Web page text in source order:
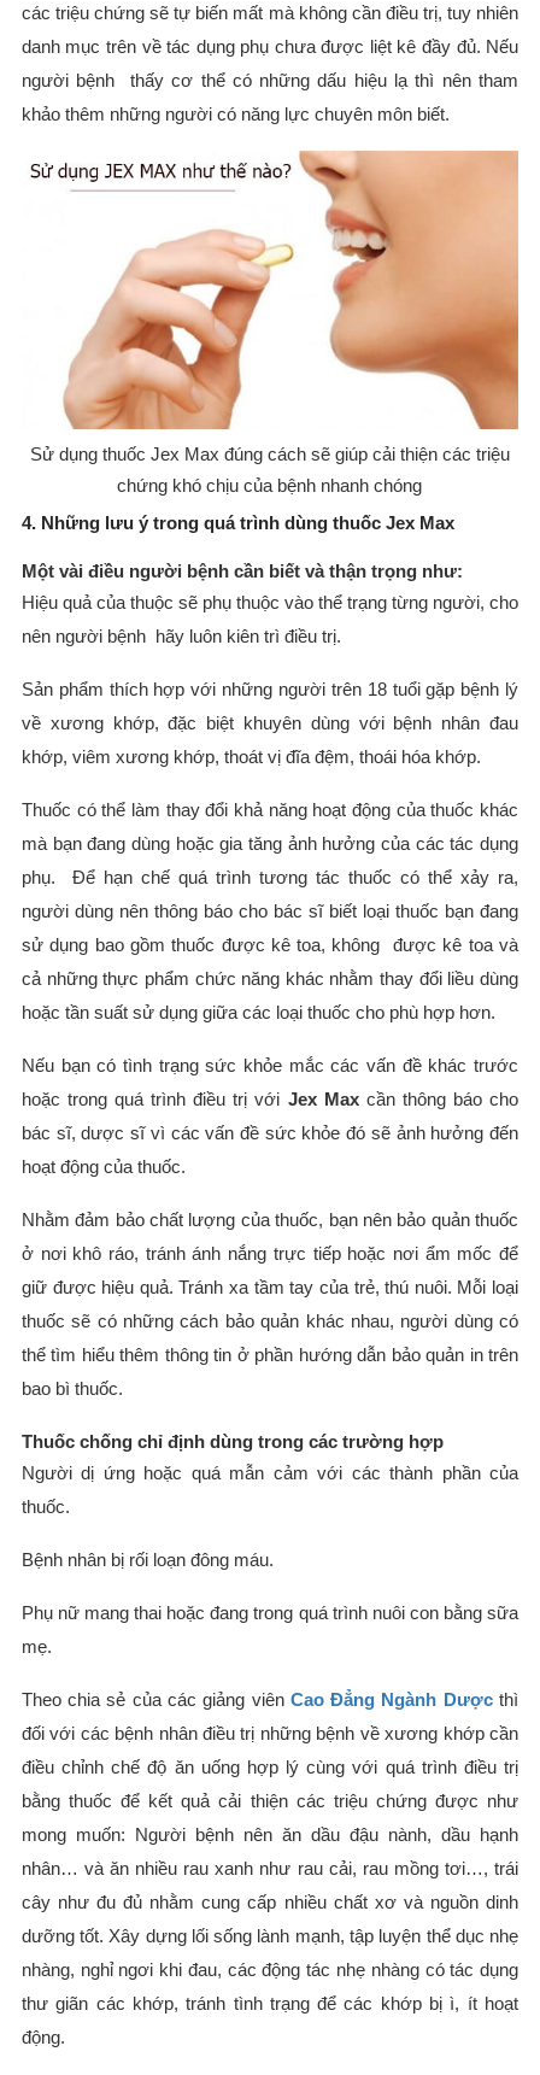
các triệu chứng sẽ tự biến mất mà không cần điều trị, tuy nhiên
danh mục trên về tác dụng phụ chưa được liệt kê đầy đủ. Nếu
người bệnh thấy cơ thể có những dấu hiệu lạ thì nên tham
khảo thêm những người có năng lực chuyên môn biết.
Sử dụng thuốc Jex Max đúng cách sẽ giúp cải thiện các triệu
chứng khó chịu của bệnh nhanh chóng
4. Những lưu ý trong quá trình dùng thuốc Jex Max
Một vài điều người bệnh cần biết và thận trọng như:
Hiệu quả của thuộc sẽ phụ thuộc vào thể trạng từng người, cho
nên người bệnh hãy luôn kiên trì điều trị.
Sản phẩm thích hợp với những người trên 18 tuổi gặp bệnh lý
về xương khớp, đặc biệt khuyên dùng với bệnh nhân đau
khớp, viêm xương khớp, thoát vị đĩa đệm, thoái hóa khớp.
Thuốc có thể làm thay đổi khả năng hoạt động của thuốc khác
mà bạn đang dùng hoặc gia tăng ảnh hưởng của các tác dụng
phụ. Để hạn chế quá trình tương tác thuốc có thể xảy ra,
người dùng nên thông báo cho bác sĩ biết loại thuốc bạn đang
sử dụng bao gồm thuốc được kê toa, không được kê toa và
cả những thực phẩm chức năng khác nhằm thay đổi liều dùng
hoặc tần suất sử dụng giữa các loại thuốc cho phù hợp hơn.
Nếu bạn có tình trạng sức khỏe mắc các vấn đề khác trước
hoặc trong quá trình điều trị với Jex Maxcần thông báo cho
bác sĩ, dược sĩ vì các vấn đề sức khỏe đó sẽ ảnh hưởng đến
hoạt động của thuốc.
Nhằm đảm bảo chất lượng của thuốc, bạn nên bảo quản thuốc
ở nơi khô ráo, tránh ánh nắng trực tiếp hoặc nơi ẩm mốc để
giữ được hiệu quả. Tránh xa tầm tay của trẻ, thú nuôi. Mỗi loại
thuốc sẽ có những cách bảo quản khác nhau, người dùng có
thể tìm hiểu thêm thông tin ở phần hướng dẫn bảo quản in trên
bao bì thuốc.
Thuốc chống chỉ định dùng trong các trường hợp
Người dị ứng hoặc quá mẫn cảm với các thành phần của
thuốc.
Bệnh nhân bị rối loạn đông máu.
Phụ nữ mang thai hoặc đang trong quá trình nuôi con bằng sữa
mẹ.
Theo chia sẻ của các giảng viên Cao Đẳng Ngành Dượcthì
đối với các bệnh nhân điều trị những bệnh về xương khớp cần
điều chỉnh chế độ ăn uống hợp lý cùng với quá trình điều trị
bằng thuốc để kết quả cải thiện các triệu chứng được như
mong muốn: Người bệnh nên ăn dầu đậu nành, dầu hạnh
nhân… và ăn nhiều rau xanh như rau cải, rau mồng tơi…, trái
cây như đu đủ nhằm cung cấp nhiều chất xơ và nguồn dinh
dưỡng tốt. Xây dựng lối sống lành mạnh, tập luyện thể dục nhẹ
nhàng, nghỉ ngơi khi đau, các động tác nhẹ nhàng có tác dụng
thư giãn các khớp, tránh tình trạng để các khớp bị ì, ít hoạt
động.